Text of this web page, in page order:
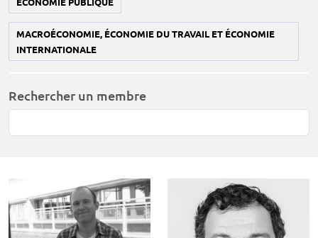
MACROÉCONOMIE, ÉCONOMIE DU TRAVAIL ET ÉCONOMIE
INTERNATIONALE
Rechercher un membre